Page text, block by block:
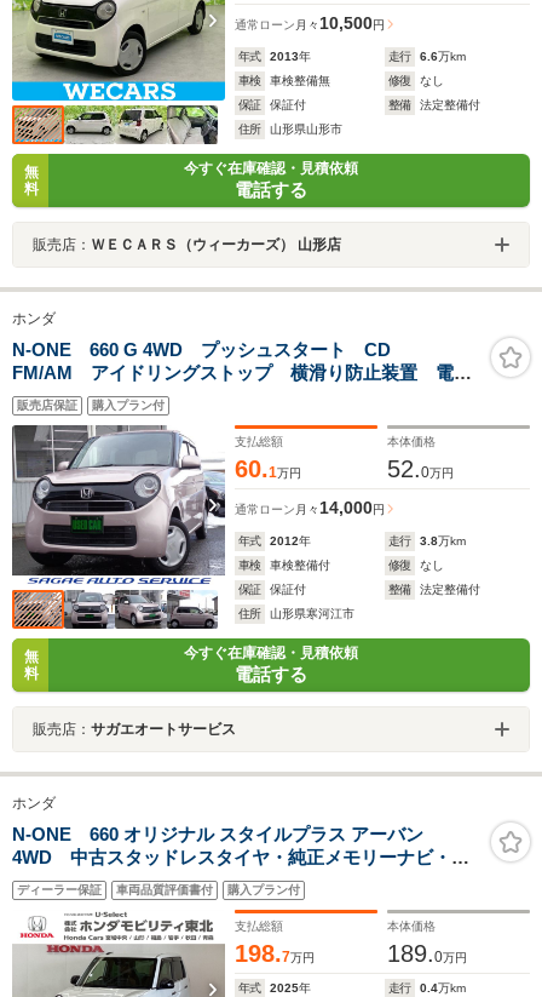
通常ローン 月々10,500円
年式 2013年 走行 6.6万km
車検
車検整備無 修復
なし
保証
保証付 整備
法定整備付
住所
山形県山形市
無
料
今すぐ在庫確認・見積依頼
電話する
販売店： ＷＥＣＡＲＳ（ウィーカーズ） 山形店
ホンダ
N-ONE 660 G 4WD プッシュスタート CD
FM/AM アイドリングストップ 横滑り防止装置 電動
格納ミラー ABS 運転席&助手席エアバッグ 盗難防止
装置
販売店保証 購入プラン付
支払総額
60.1万円
本体価格
52.0万円
通常ローン 月々14,000円
年式 2012年 走行 3.8万km
車検
車検整備付 修復
なし
保証
保証付 整備
法定整備付
住所
山形県寒河江市
無
料
今すぐ在庫確認・見積依頼
電話する
販売店： サガエオートサービス
ホンダ
N-ONE 660 オリジナル スタイルプラス アーバン
4WD 中古スタッドレスタイヤ・純正メモリーナビ・ド
ライブレコーダー前後装着+ETC付・当社デモカー
ディーラー保証 車両品質評価書付 購入プラン付
支払総額
198.7万円
本体価格
189.0万円
年式 2025年 走行 0.4万km